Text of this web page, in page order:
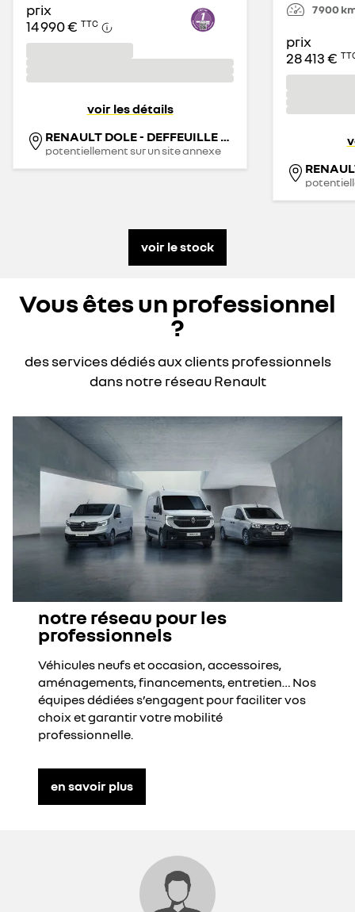
prix
14 990 € TTC
voir les détails
RENAULT DOLE - DEFFEUILLE AUTO
potentiellement sur un site annexe
7 900
prix
28 413 €
voir le stock
Vous êtes un professionnel
?
des services dédiés aux clients professionnels
dans notre réseau Renault
notre réseau pour les
professionnels
Véhicules neufs et occasion, accessoires,
aménagements, financements, entretien… Nos
équipes dédiées s’engagent pour faciliter vos
choix et garantir votre mobilité
professionnelle.
en savoir plus